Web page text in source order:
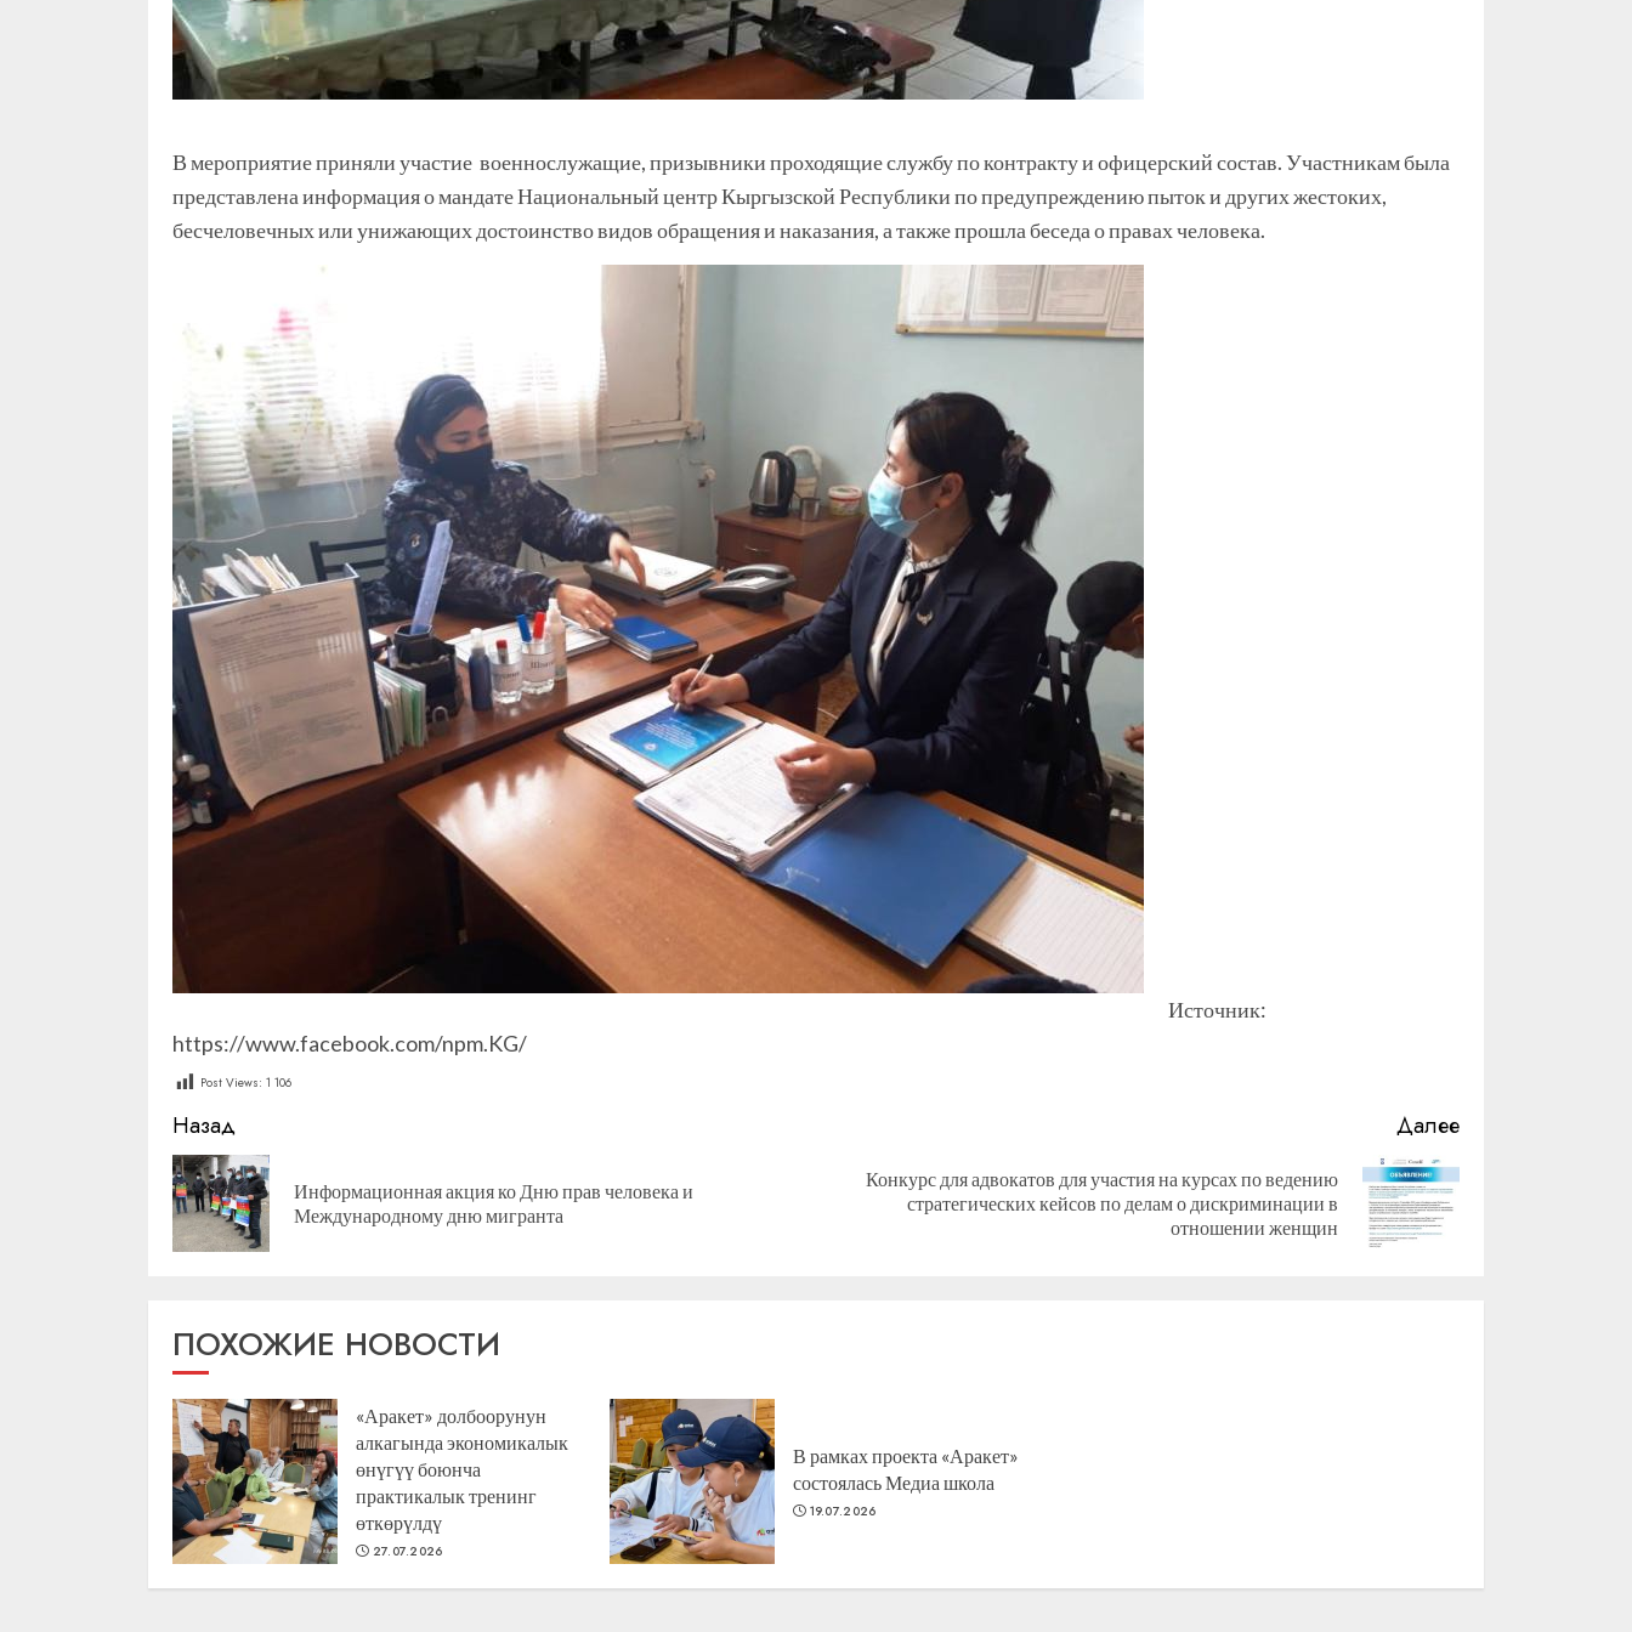
В мероприятие приняли участие военнослужащие, призывники проходящие службу по контракту и офицерский состав. Участникам была
представлена информация о мандате Национальный центр Кыргызской Республики по предупреждению пыток и других жестоких,
бесчеловечных или унижающих достоинство видов обращения и наказания, а также прошла беседа о правах человека.
Источник:
https://www.facebook.com/npm.KG/
Post Views: 1 106
Продолжить
чтение
Назад
Предыдущая
Информационная акция ко Дню прав человека и
Международному дню мигранта
Далее
Следующая
Конкурс для адвокатов для участия на курсах по ведению
стратегических кейсов по делам о дискриминации в
отношении женщин
ПОХОЖИЕ НОВОСТИ
«Аракет» долбоорунун
алкагында экономикалык
өнүгүү боюнча
практикалык тренинг
өткөрүлдү
27.07.2026
В рамках проекта «Аракет»
состоялась Медиа школа
19.07.2026